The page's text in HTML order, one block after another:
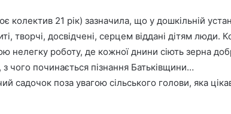
колектив 21 рік) зазначила, що у дошкільній
творчі, досвідчені, серцем віддані дітям люди.
нелегку роботу, де кожної днини сіють зерна
чого починається пізнання Батьківщини…
садочок поза увагою сільського голови, яка